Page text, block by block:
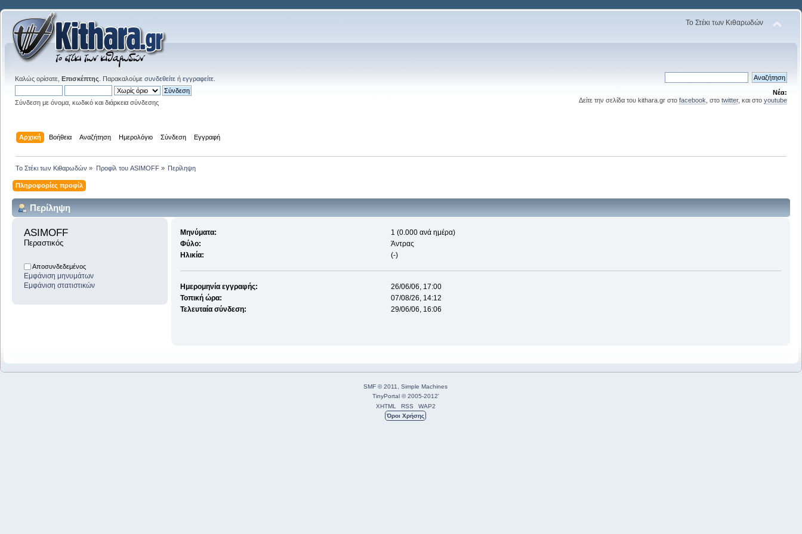
Το Στέκι των Κιθαρωδών
Καλώς ορίσατε, Επισκέπτης . Παρακαλούμε συνδεθείτε ή εγγραφείτε
Σύνδεση με όνομα, κωδικό και διάρκεια σύνδεσης
Νέα:
Δείτε την σελίδα του kithara.gr στο facebook , στο twitter, και στο youtube
Αρχική Βοήθεια Αναζήτηση Ημερολόγιο Σύνδεση Εγγραφή
Το Στέκι των Κιθαρωδών » Προφίλ του ASIMOFF» Περίληψη
Πληροφορίες προφίλ
Περίληψη
ASIMOFF
Περαστικός
Αποσυνδεδεμένος
Εμφάνιση μηνυμάτων
Εμφάνιση στατιστικών
Μηνύματα:
1 (0.000 ανά ημέρα)
Φύλο:
Άντρας
Ηλικία:
(-)
Ημερομηνία εγγραφής:
26/06/06, 17:00
Τοπική ώρα:
07/08/26, 14:12
Τελευταία σύνδεση:
29/06/06, 16:06
SMF © 2011, Simple Machines
TinyPortal © 2005-2012'
XHTML
RSS
WAP2
Όροι Χρήσης